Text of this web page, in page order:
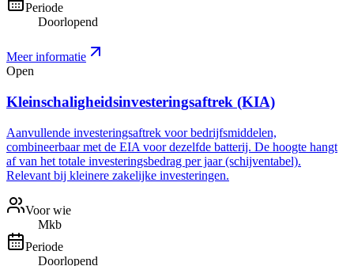
Periode
Doorlopend
Meer informatie
Open
Kleinschaligheidsinvesteringsaftrek (KIA)
Aanvullende investeringsaftrek voor bedrijfsmiddelen,
combineerbaar met de EIA voor dezelfde batterij. De hoogte hangt
af van het totale investeringsbedrag per jaar (schijventabel).
Relevant bij kleinere zakelijke investeringen.
Voor wie
Mkb
Periode
Doorlopend